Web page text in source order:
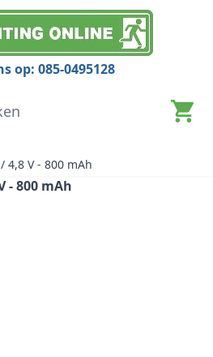
op: 085-0495128
4,8 V - 800 mAh
- 800 mAh